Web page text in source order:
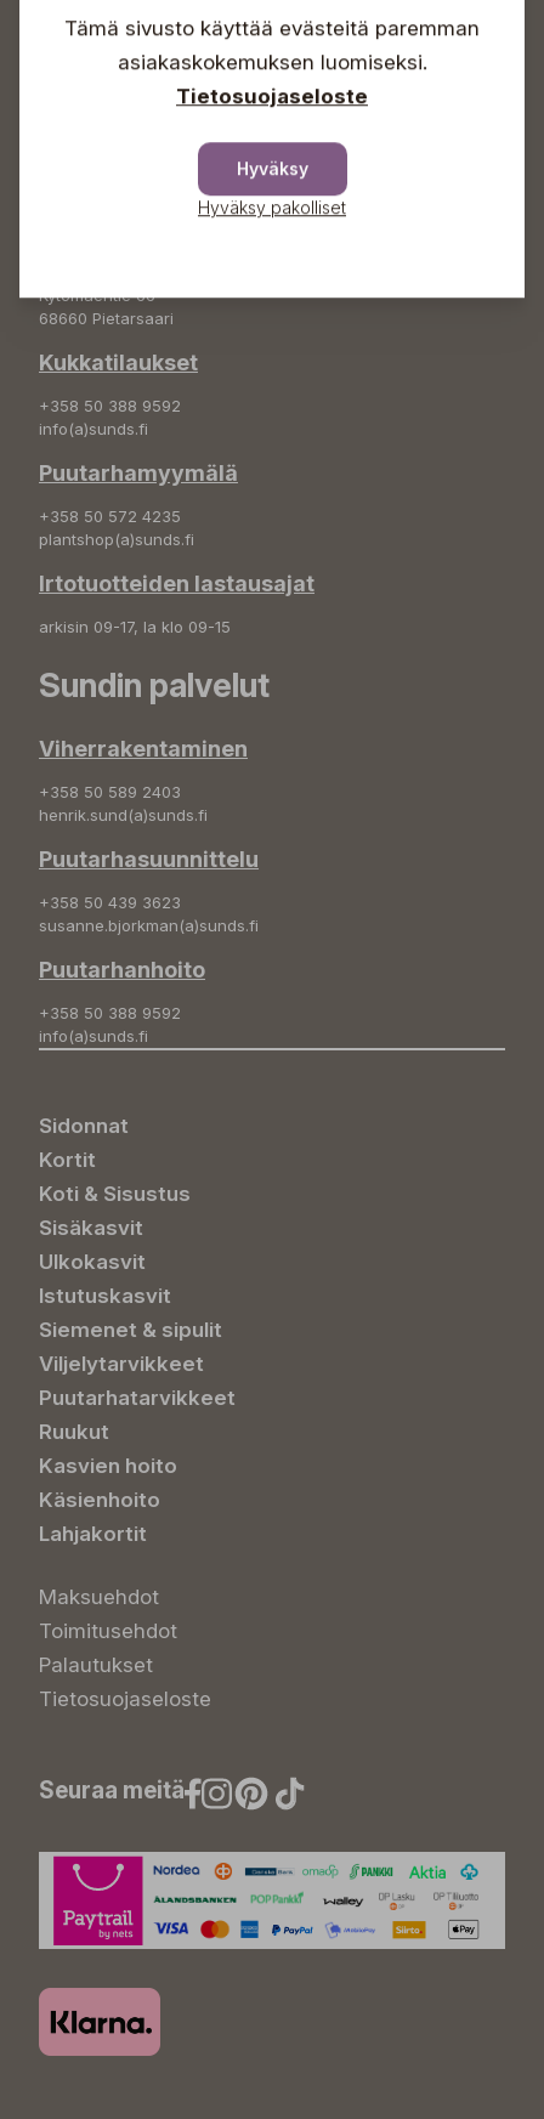
Arkisin 09-18
Lauantaisin 09-16
Sunnuntaisin Itsepalvelu
Kytömäentie 66
68660 Pietarsaari
Kukkatilaukset
+358 50 388 9592
info(a)sunds.fi
Puutarhamyymälä
+358 50 572 4235
plantshop(a)sunds.fi
Irtotuotteiden lastausajat
arkisin 09-17, la klo 09-15
Sundin palvelut
Viherrakentaminen
+358 50 589 2403
henrik.sund(a)sunds.fi
Puutarhasuunnittelu
+358 50 439 3623
susanne.bjorkman(a)sunds.fi
Puutarhanhoito
+358 50 388 9592
info(a)sunds.fi
Sidonnat
Kortit
Koti & Sisustus
Sisäkasvit
Ulkokasvit
Istutuskasvit
Siemenet & sipulit
Viljelytarvikkeet
Puutarhatarvikkeet
Ruukut
Kasvien hoito
Käsienhoito
Lahjakortit
Maksuehdot
Toimitusehdot
Palautukset
Tietosuojaseloste
Seuraa meitä
Tämä sivusto käyttää evästeitä paremman
asiakaskokemuksen luomiseksi.
Tietosuojaseloste
Hyväksy
Hyväksy pakolliset